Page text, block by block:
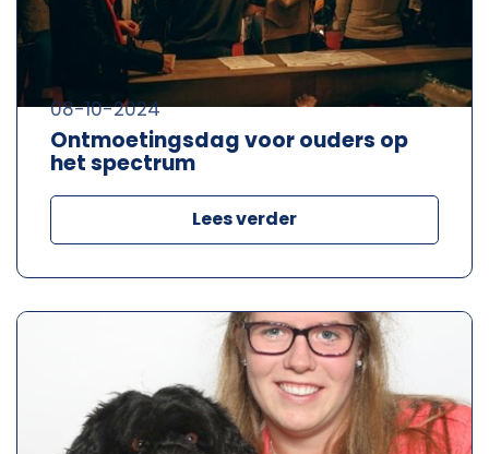
Ontmoetingsdag voor ouders op
het spectrum
08-10-2024
Lees verder